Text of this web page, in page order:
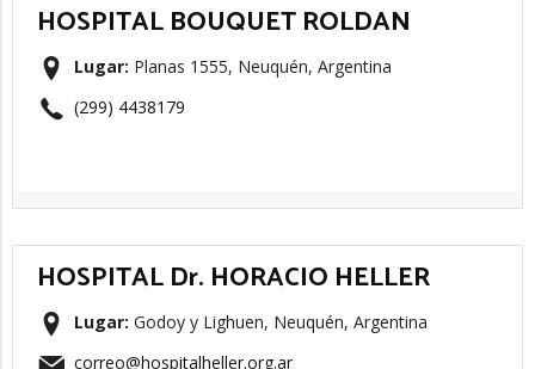
HOSPITAL BOUQUET ROLDAN
Lugar: Planas 1555, Neuquén, Argentina
(299) 4438179
HOSPITAL Dr. HORACIO HELLER
Lugar: Godoy y Lighuen, Neuquén, Argentina
correo@hospitalheller.org.ar